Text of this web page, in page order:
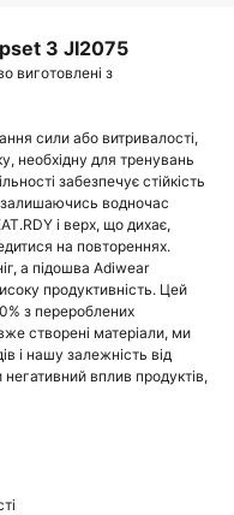
3 JI2075
виготовлені з
сили або витривалості,
необхідну для тренувань
забезпечує стійкість
водночас
і верх, що дихає,
на повтореннях.
а підошва Adiwear
продуктивність. Цей
з перероблених
створені матеріали, ми
і нашу залежність від
вплив продуктів,